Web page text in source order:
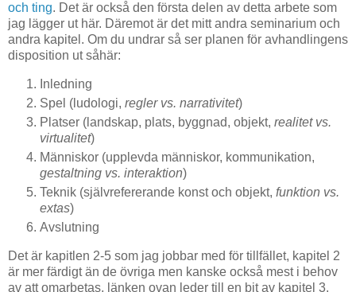
och ting. Det är också den första delen av detta arbete som
jag lägger ut här. Däremot är det mitt andra seminarium och
andra kapitel. Om du undrar så ser planen för avhandlingens
disposition ut såhär:
Inledning
Spel (ludologi, regler vs. narrativitet)
Platser (landskap, plats, byggnad, objekt, realitet vs.
virtualitet)
Människor (upplevda människor, kommunikation,
gestaltning vs. interaktion)
Teknik (självrefererande konst och objekt, funktion vs.
extas)
Avslutning
Det är kapitlen 2-5 som jag jobbar med för tillfället, kapitel 2
är mer färdigt än de övriga men kanske också mest i behov
av att omarbetas, länken ovan leder till en bit av kapitel 3.